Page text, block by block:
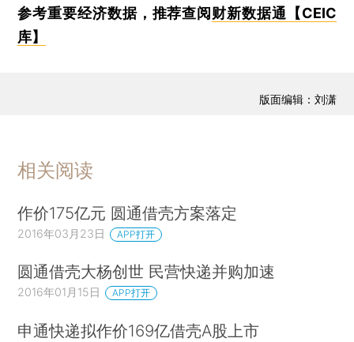
参考重要经济数据，推荐查阅 财新数据通【CEIC
库】
版面编辑：刘潇
相关阅读
作价175亿元 圆通借壳方案落定
2016年03月23日 APP打开
圆通借壳大杨创世 民营快递并购加速
2016年01月15日 APP打开
申通快递拟作价169亿借壳A股上市